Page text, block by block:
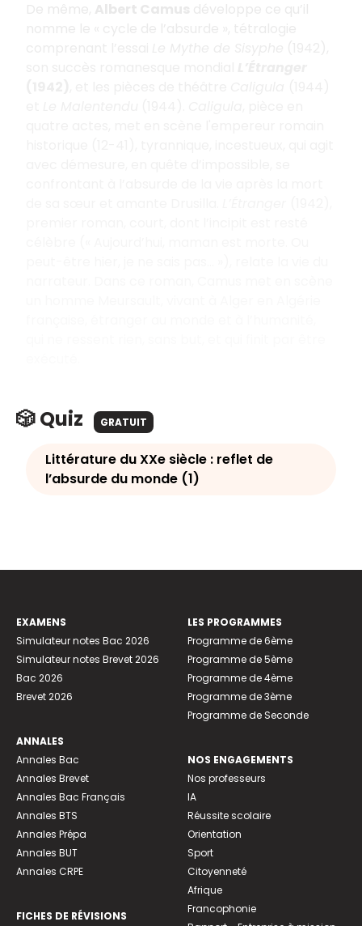
🎲 Quiz GRATUIT
Littérature du XXe siècle : reflet de
l’absurde du monde (1)
EXAMENS
Simulateur notes Bac 2026
Simulateur notes Brevet 2026
Bac 2026
Brevet 2026
ANNALES
Annales Bac
Annales Brevet
Annales Bac Français
Annales BTS
Annales Prépa
Annales BUT
Annales CRPE
FICHES DE RÉVISIONS
LES PROGRAMMES
Programme de 6ème
Programme de 5ème
Programme de 4ème
Programme de 3ème
Programme de Seconde
NOS ENGAGEMENTS
Nos professeurs
IA
Réussite scolaire
Orientation
Sport
Citoyenneté
Afrique
Francophonie